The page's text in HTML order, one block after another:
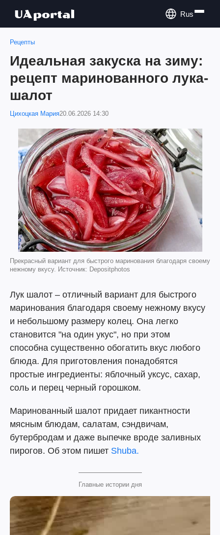
Rus
Рецепты
Идеальная закуска на зиму:
рецепт маринованного лука-
шалот
Цихоцкая Мария20.06.2026 14:30
Прекрасный вариант для быстрого маринования благодаря своему
нежному вкусу. Источник: Depositphotos
Лук шалот – отличный вариант для быстрого
маринования благодаря своему нежному вкусу
и небольшому размеру колец. Она легко
становится "на один укус", но при этом
способна существенно обогатить вкус любого
блюда. Для приготовления понадобятся
простые ингредиенты: яблочный уксус, сахар,
соль и перец черный горошком.
Маринованный шалот придает пикантности
мясным блюдам, салатам, сэндвичам,
бутербродам и даже выпечке вроде заливных
пирогов. Об этом пишет Shuba.
Главные истории дня